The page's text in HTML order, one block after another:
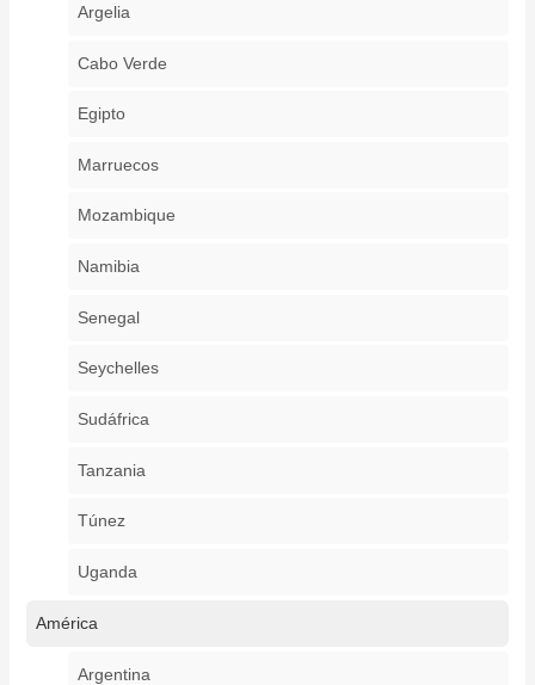
Argelia
Cabo Verde
Egipto
Marruecos
Mozambique
Namibia
Senegal
Seychelles
Sudáfrica
Tanzania
Túnez
Uganda
América
Argentina